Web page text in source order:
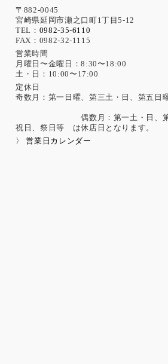
〒882-0045
宮崎県延岡市瀬之口町1丁目5-12
TEL： 0982-35-6110
FAX：0982-32-1115
営業時間
月曜日〜金曜日：8:30〜18:00
土・日：10:00〜17:00
定休日
奇数月：第一日曜、第三土・日、第
偶数月：第一土・日、第三土
祝日、祭日等 は休店日となります。
〉 営業日カレンダー